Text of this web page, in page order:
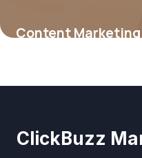
Content
ClickBuzz